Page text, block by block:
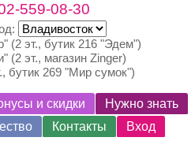
559-08-30
(2 эт., бутик 216 "Эдем")
эт., магазин Zinger)
бутик 269 "Мир сумок")
и скидки
Нужно знать
Контакты
Вход